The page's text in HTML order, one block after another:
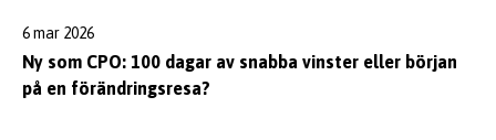
6 mar 2026
Ny som CPO: 100 dagar av snabba vinster eller början
på en förändringsresa?